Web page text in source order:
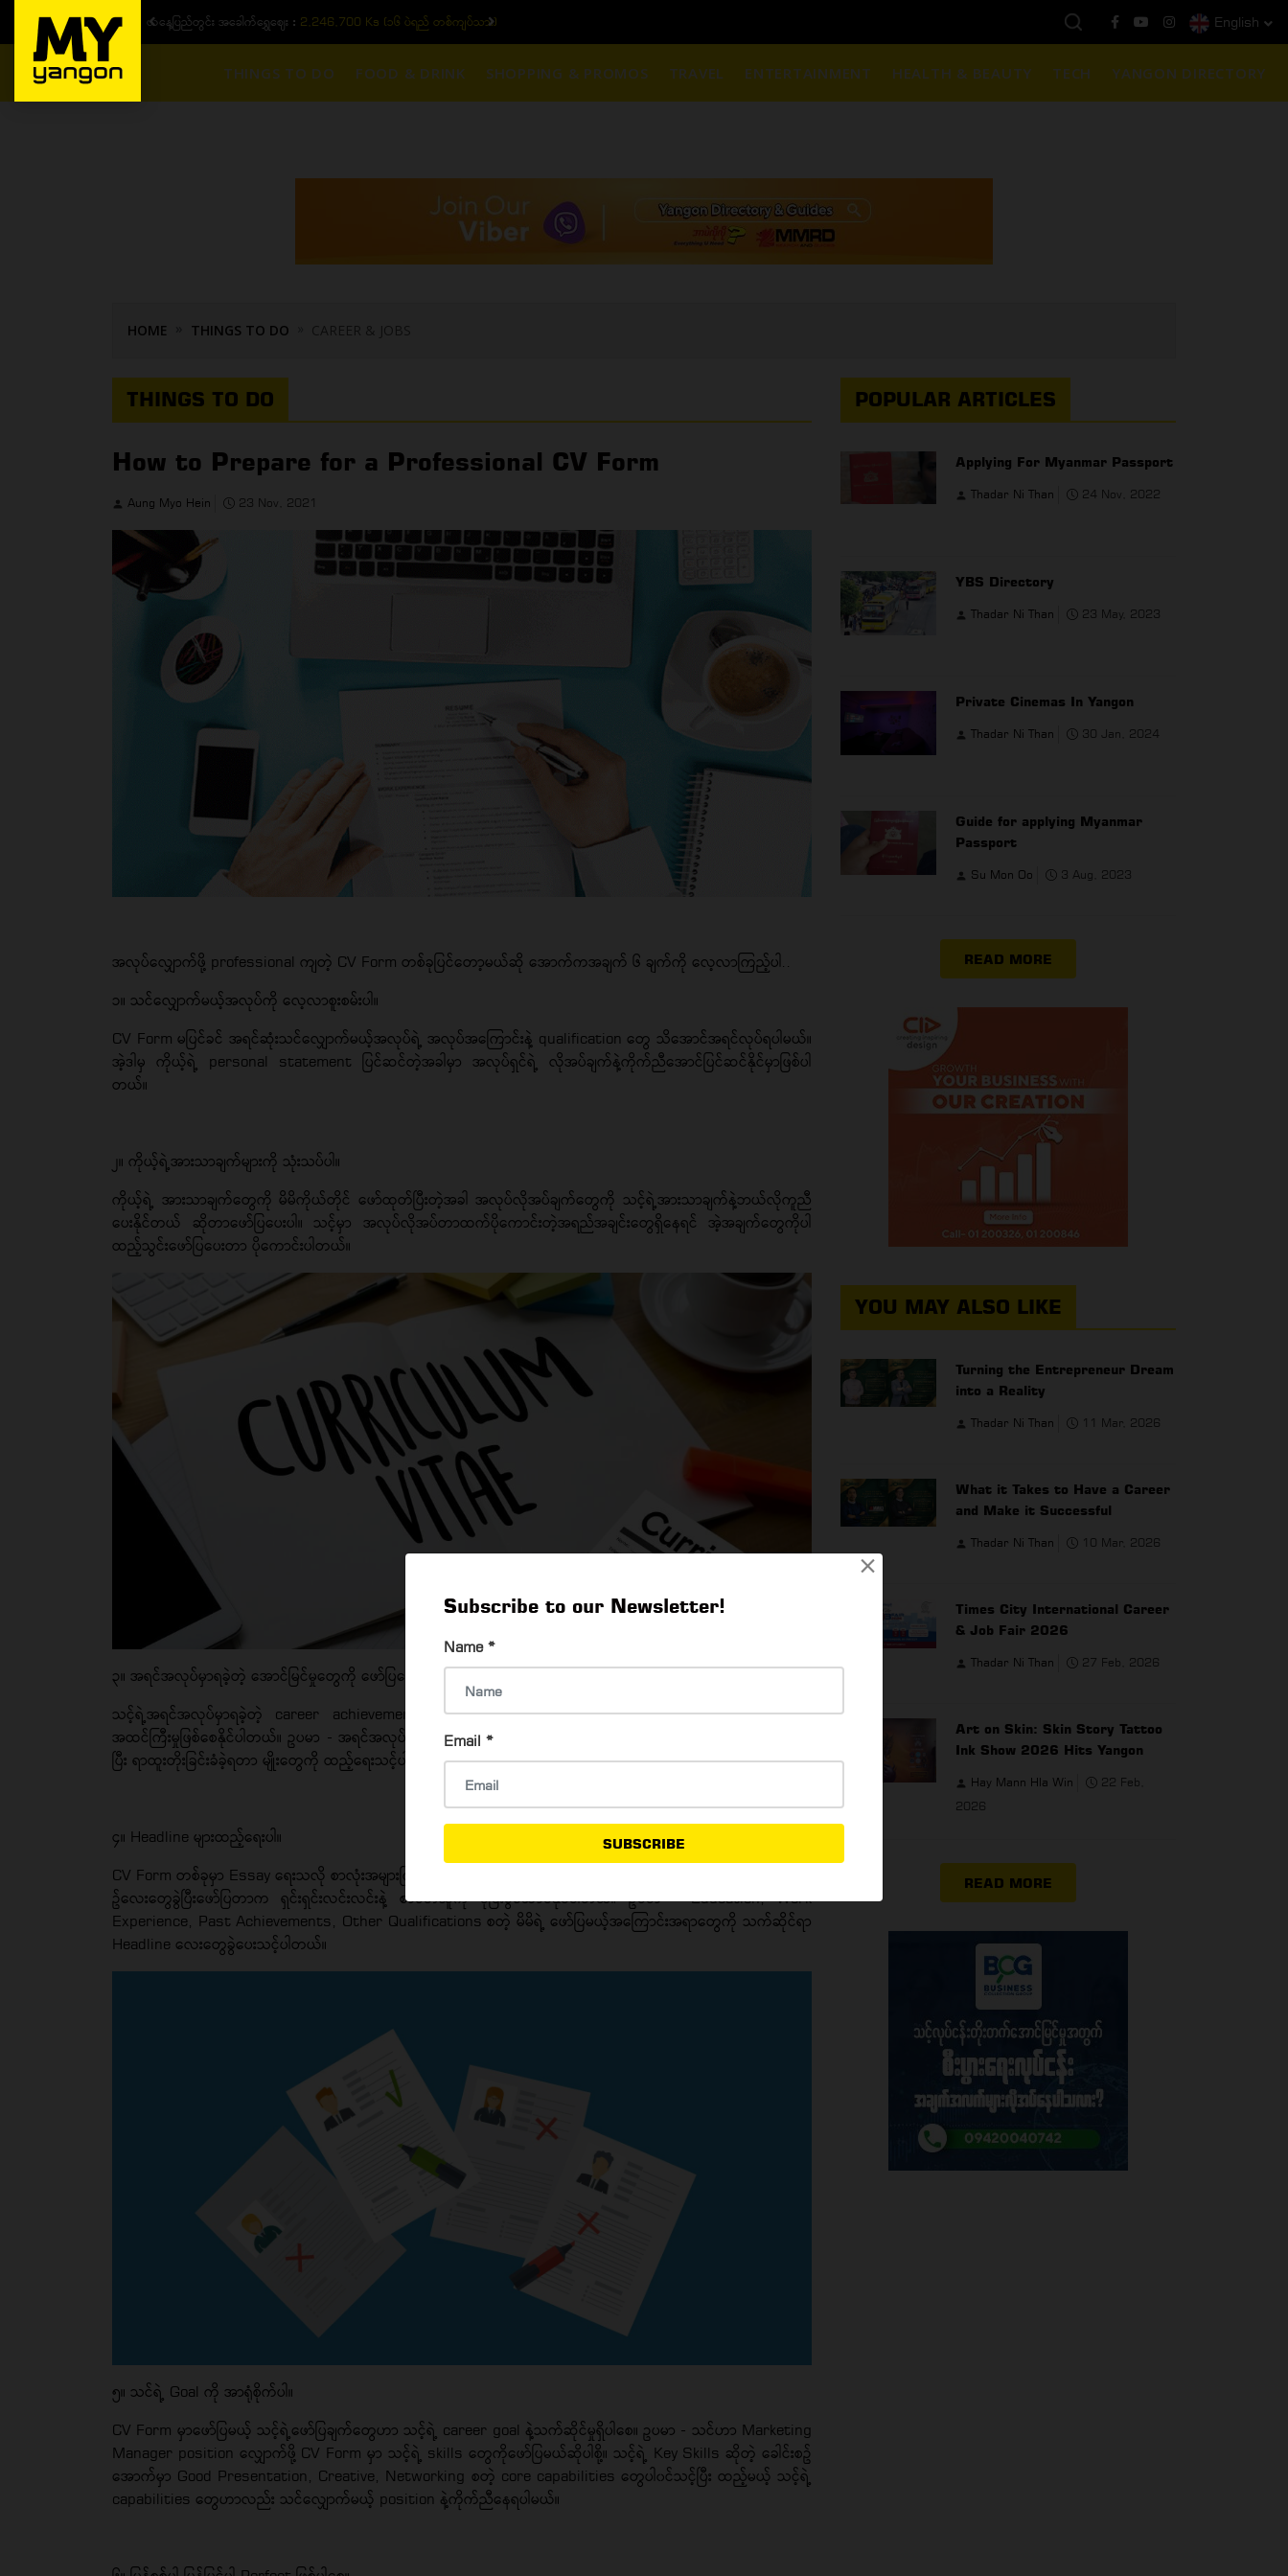
×
Subscribe to our Newsletter!
Name *
Email *
SUBSCRIBE
ယနေ့ပြည်တွင်း ၁၅ ပဲရည်ရွှေဈေး :3,770,000 - ပြင်ပပေါက်စျေး (၁၆ ပဲရည် တစ်ကျပ်သား) $1901 ( တစ်အောင်စလျှင် ) English
THINGS TO DO FOOD & DRINK SHOPPING & PROMOS TRAVEL ENTERTAINMENT HEALTH & BEAUTY TECH YANGON DIRECTORY
HOME THINGS TO DO CAREER & JOBS
THINGS TO DO
How to Prepare for a Professional CV Form
Aung Myo Hein 23 Nov, 2021
အလုပ်လျှောက်ဖို့ professional ကျတဲ့ CV Form တစ်ခုပြင်တော့မယ်ဆို အောက်ကအချက် ၆ ချက်ကို လေ့လာကြည့်ပါ..
၁။ သင်လျှောက်မယ့်အလုပ်ကို လေ့လာစူးစမ်းပါ။
CV Form မပြင်ခင် အရင်ဆုံးသင်လျှောက်မယ့်အလုပ်ရဲ့ အလုပ်အကြောင်းနဲ့ qualification တွေ သိအောင်အရင်လုပ်ရပါမယ်။
အဲ့ဒါမှ ကိုယ့်ရဲ့ personal statement ပြင်ဆင်တဲ့အခါမှာ အလုပ်ရှင်ရဲ့ လိုအပ်ချက်နဲ့ကိုက်ညီအောင်ပြင်ဆင်နိုင်မှာဖြစ်ပါ
တယ်။
၂။ ကိုယ့်ရဲ့အားသာချက်များကို သုံးသပ်ပါ။
ကိုယ့်ရဲ့ အားသာချက်တွေကို မိမိကိုယ်တိုင် ဖော်ထုတ်ပြီးတဲ့အခါ အလုပ်လိုအပ်ချက်တွေကို သင့်ရဲ့အားသာချက်နဲ့ဘယ်လိုကူညီ
ပေးနိုင်တယ် ဆိုတာဖော်ပြပေးပါ။ သင့်မှာ အလုပ်လိုအပ်တာထက်ပိုကောင်းတဲ့အရည်အချင်းတွေရှိနေရင် အဲ့အချက်တွေကိုပါ
ထည့်သွင်းဖော်ပြပေးတာ ပိုကောင်းပါတယ်။
၃။ အရင်အလုပ်မှာရခဲ့တဲ့ အောင်မြင်မှုတွေကို ဖော်ပြပေးပါ။
သင့်ရဲ့အရင်အလုပ်မှာရခဲ့တဲ့ career achievements တွေကို CV မှာဖော်ပြခြင်းဟာ နောက်ခန့်မယ့်အလုပ်ရှင်အတွက်
အထင်ကြီးမှုဖြစ်စေနိုင်ပါတယ်။ ဥပမာ - အရင်အလုပ်ကနေ သင်ဘယ်လိုကြိုးစားခဲ့မှုအတွက် အလုပ်မှာ ဘယ်လိုအောင်မြင်မှုရရှိ
ပြီး ရာထူးတိုးခြင်းခံခဲ့ရတာ မျိုးတွေကို ထည့်ရေးသင့်ပါတယ်။
၄။ Headline များထည့်ရေးပါ။
CV Form တစ်ခုမှာ Essay ရေးသလို စာလုံးအများကြီးရေးပြီးဖော်ပြတာထက် သူ့ရဲ့သက်ဆိုင်ရာအကြောင်းအရာလိုက် ခေါင်းစ
ဥ်လေးတွေခွဲပြီးဖော်ပြတာက ရှင်းရှင်းလင်းလင်းနဲ့ စာဖတ်သူကို ပိုပြီးစွဲဆောင်နိုင်ပါတယ်။ ဥပမာ - Education, Work
Experience, Past Achievements, Other Qualifications စတဲ့ မိမိရဲ့ ဖော်ပြမယ့်အကြောင်းအရာတွေကို သက်ဆိုင်ရာ
Headline လေးတွေခွဲပေးသင့်ပါတယ်။
၅။ သင်ရဲ့ Goal ကို အာရုံစိုက်ပါ။
CV Form မှာဖော်ပြမယ့် သင့်ရဲ့ဖော်ပြချက်တွေဟာ သင့်ရဲ့ career goal နဲ့သက်ဆိုင်မှုရှိပါစေ။ ဥပမာ - သင်ဟာ Marketing
Manager position လျှောက်ဖို့ CV Form မှာ သင့်ရဲ့ skills တွေကိုဖော်ပြမယ်ဆိုပါစို့။ သင့်ရဲ့ Key Skills ဆိုတဲ့ ခေါင်းစဥ်
အောက်မှာ Good Presentation, Creative, Networking စတဲ့ core capabilities တွေပါ၀င်သင့်ပြီး ထည့်မယ့် သင့်ရဲ့
capabilities တွေဟာလည်း သင်လျှောက်မယ့် position နဲ့ကိုက်ညီနေရပါမယ်။
POPULAR ARTICLES
Applying For Myanmar Passport
Thadar Ni Than 24 Nov, 2022
YBS Directory
Thadar Ni Than 23 May, 2023
Private Cinemas In Yangon
Thadar Ni Than 30 Jan, 2024
Guide for applying Myanmar
Passport
Su Mon Oo 3 Aug, 2023
READ MORE
YOU MAY ALSO LIKE
Turning the Entrepreneur Dream
into a Reality
Thadar Ni Than 11 Mar, 2026
What it Takes to Have a Career
and Make it Successful
Thadar Ni Than 10 Mar, 2026
Times City International Career
& Job Fair 2026
Thadar Ni Than 27 Feb, 2026
Art on Skin: Skin Story Tattoo
Ink Show 2026 Hits Yangon
Hay Mann Hla Win
22 Feb,
2026
READ MORE